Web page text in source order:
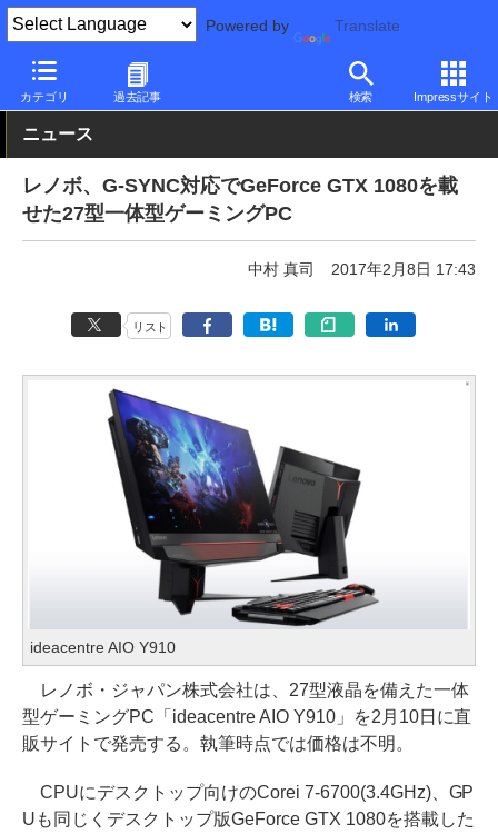
Powered by Translate
カテゴリ 過去記事 検索 Impressサイト
PC Watch パソコン/タブレット/スマートフォン 一体型パソコン
ニュース
レノボ、G-SYNC対応でGeForce GTX 1080を載
せた27型一体型ゲーミングPC
中村 真司 2017年2月8日 17:43
リスト
ideacentre AIO Y910
レノボ・ジャパン株式会社は、27型液晶を備えた一体
型ゲーミングPC「ideacentre AIO Y910」を2月10日に直
販サイトで発売する。執筆時点では価格は不明。
CPUにデスクトップ向けのCorei 7-6700(3.4GHz)、GP
Uも同じくデスクトップ版GeForce GTX 1080を搭載した